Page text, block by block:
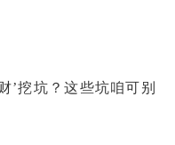
’挖坑？这些坑咱可别